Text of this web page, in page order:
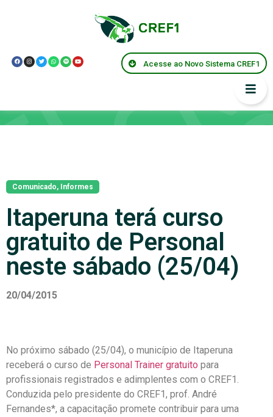
Acesse ao Novo Sistema CREF1
Comunicado, Informes
Itaperuna terá curso
gratuito de Personal
neste sábado (25/04)
20/04/2015
No próximo sábado (25/04), o município de Itaperuna
receberá o curso de Personal Trainer gratuito para
profissionais registrados e adimplentes com o CREF1.
Conduzida pelo presidente do CREF1, prof. André
Fernandes*, a capacitação promete contribuir para uma